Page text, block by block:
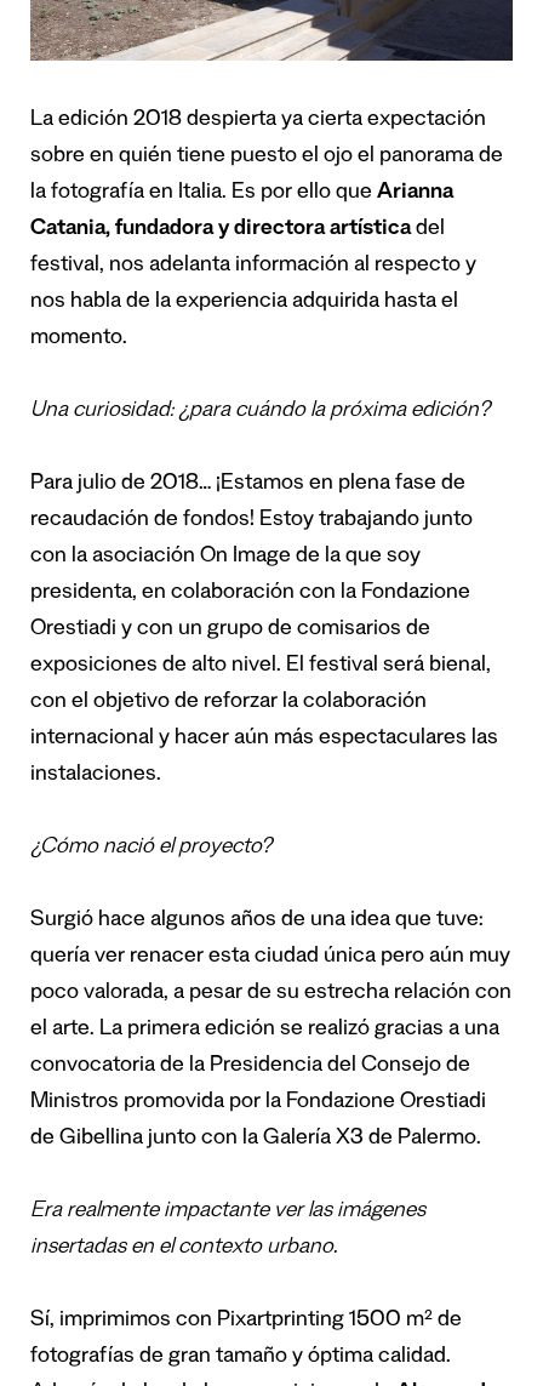
La edición 2018 despierta ya cierta expectación
sobre en quién tiene puesto el ojo el panorama de
la fotografía en Italia. Es por ello que Arianna
Catania, fundadora y directora artísticadel
festival, nos adelanta información al respecto y
nos habla de la experiencia adquirida hasta el
momento.
Una curiosidad: ¿para cuándo la próxima edición?
Para julio de 2018… ¡Estamos en plena fase de
recaudación de fondos! Estoy trabajando junto
con la asociación On Image de la que soy
presidenta, en colaboración con la Fondazione
Orestiadi y con un grupo de comisarios de
exposiciones de alto nivel. El festival será bienal,
con el objetivo de reforzar la colaboración
internacional y hacer aún más espectaculares las
instalaciones.
¿Cómo nació el proyecto?
Surgió hace algunos años de una idea que tuve:
quería ver renacer esta ciudad única pero aún muy
poco valorada, a pesar de su estrecha relación con
el arte. La primera edición se realizó gracias a una
convocatoria de la Presidencia del Consejo de
Ministros promovida por la Fondazione Orestiadi
de Gibellina junto con la Galería X3 de Palermo.
Era realmente impactante ver las imágenes
insertadas en el contexto urbano.
Sí, imprimimos con Pixartprinting 1500 m² de
fotografías de gran tamaño y óptima calidad.